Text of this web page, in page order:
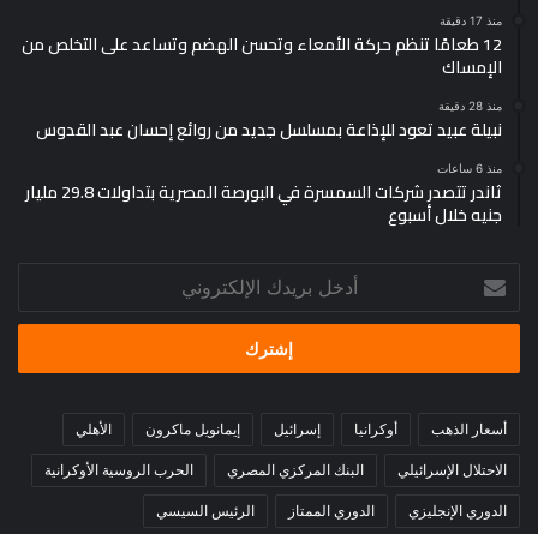
منذ 17 دقيقة
12 طعامًا تنظم حركة الأمعاء وتحسن الهضم وتساعد على التخلص من
الإمساك
منذ 28 دقيقة
نبيلة عبيد تعود للإذاعة بمسلسل جديد من روائع إحسان عبد القدوس
منذ 6 ساعات
ثاندر تتصدر شركات السمسرة في البورصة المصرية بتداولات 29.8 مليار
جنيه خلال أسبوع
بريدك
الإلكتروني
أسعار الذهب أوكرانيا إسرائيل إيمانويل ماكرون الأهلي
الاحتلال الإسرائيلي البنك المركزي المصري الحرب الروسية الأوكرانية
الدوري الإنجليزي الدوري الممتاز الرئيس السيسي